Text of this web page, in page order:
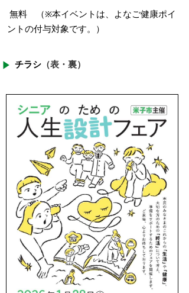
無料 （※本イベントは、よなご健康ポイ
ントの付与対象です。）
チラシ （表・裏）